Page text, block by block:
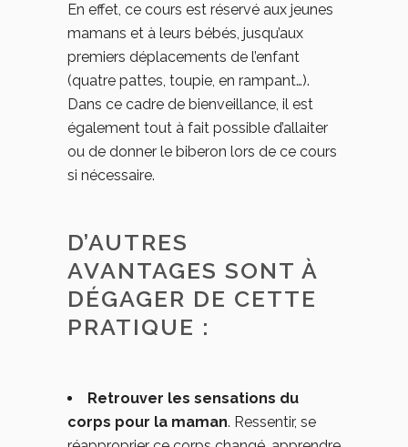
En effet, ce cours est réservé aux jeunes
mamans et à leurs bébés, jusqu’aux
premiers déplacements de l’enfant
(quatre pattes, toupie, en rampant…).
Dans ce cadre de bienveillance, il est
également tout à fait possible d’allaiter
ou de donner le biberon lors de ce cours
si nécessaire.
D’AUTRES
AVANTAGES SONT À
DÉGAGER DE CETTE
PRATIQUE :
Retrouver les sensations du
corps pour la maman. Ressentir, se